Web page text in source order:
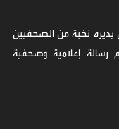
نخبة من الصحفيين
رسالة إعلامية وصحفية